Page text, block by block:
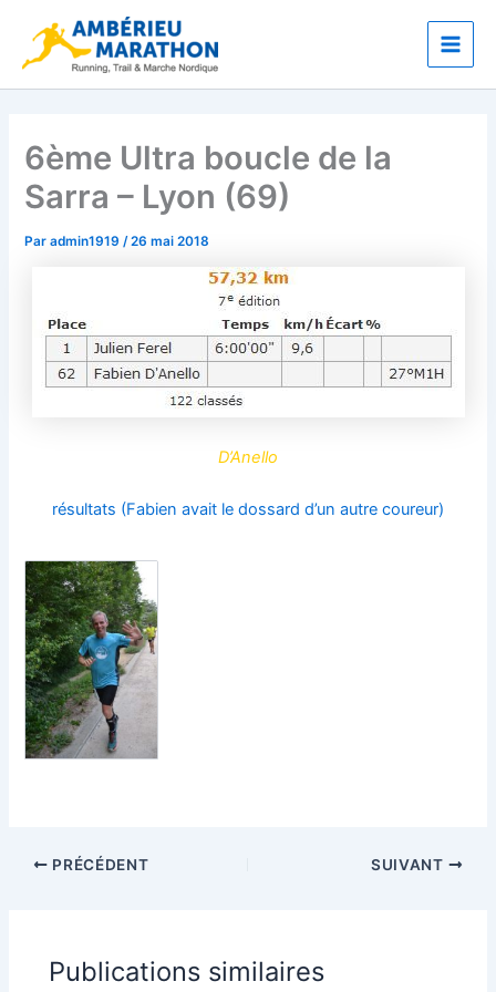
contenu
Main
6ème Ultra boucle de la
Sarra – Lyon (69)
Paradmin1919/26 mai 2018
D’Anello
résultats (Fabien avait le dossard d’un autre coureur)
PRÉCÉDENT SUIVANT
Publications similaires